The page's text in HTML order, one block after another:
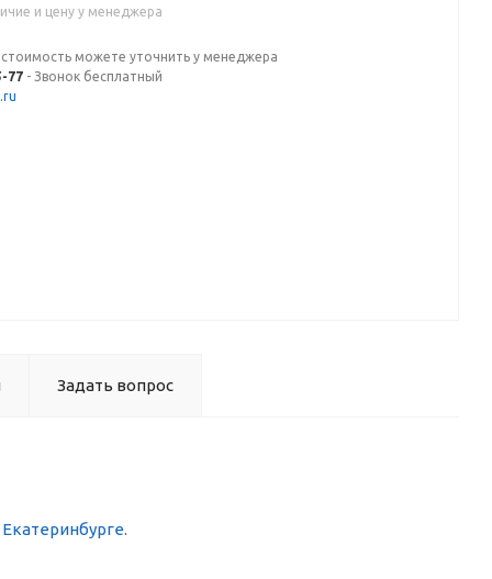
и цену у менеджера
можете уточнить у менеджера
77 - Звонок бесплатный
Задать вопрос
.